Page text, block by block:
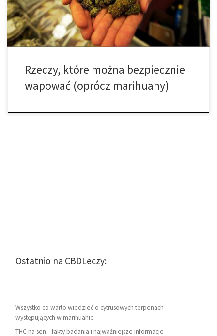
inne opcje? 1. Gliceryna warzywna Oprócz nikotynowego e –
płynu, gliceryna […]
Rzeczy, które można bezpiecznie
wapować (oprócz marihuany)
Ostatnio na CBDLeczy:
Wszystko co warto wiedzieć o cytrusowych terpenach
występujących w marihuanie
THC na sen – fakty badania i najważniejsze informacje